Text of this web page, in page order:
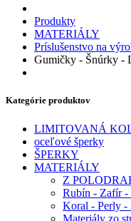
Produkty
MATERIÁLY
Príslušenstvo na
Gumičky - Šnúrky -
Kategórie produktov
LIMITOVANÁ
oceľové šperky
ŠPERKY
MATERIÁLY
Z
Rubín - Zafír -
Koral - Perly -
Materiály zo